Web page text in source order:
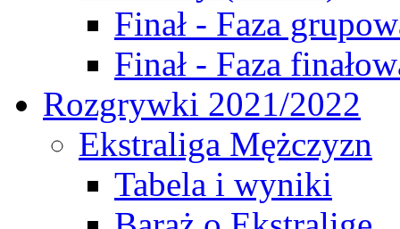
Finał - Faza
Finał - Faza
Rozgrywki 2021/2022
Ekstraliga Mężczyzn
Tabela i wyniki